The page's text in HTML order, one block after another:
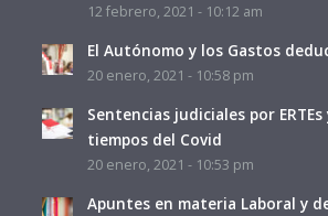
12 febrero, 2021 - 10:12 am
El Autónomo y los Gastos
20 enero, 2021 - 10:58 pm
Sentencias judiciales por
tiempos del Covid
20 enero, 2021 - 10:53 pm
Apuntes en materia Laboral y